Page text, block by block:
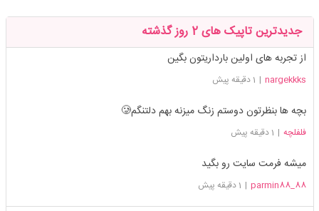
جدیدترین تاپیک های 2 روز گذشته
از تجربه های اولین بارداریتون بگین
nargekkks
| 1 دقیقه پیش
بچه ها بنظرتون دوستم زنگ میزنه بهم دلتنگم🥲
فلفلچه | 1 دقیقه پیش
میشه فرمت سایت رو بگید
parmin88_88
| 1 دقیقه پیش